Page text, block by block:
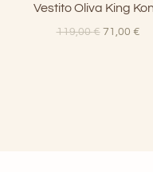
Vestito Oliva King
119,00€ Il
71,00 €Il